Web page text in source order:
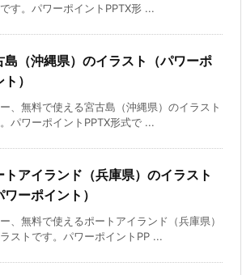
す。パワーポイントPPTX形 ...
島（沖縄県）のイラスト（パワーポ
）
、無料で使える宮古島（沖縄県）のイラスト
パワーポイントPPTX形式で ...
トアイランド（兵庫県）のイラスト
ワーポイント）
、無料で使えるポートアイランド（兵庫県）
ストです。パワーポイントPP ...